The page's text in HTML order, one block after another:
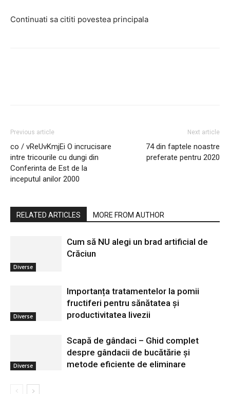
Continuati sa cititi povestea principala
Previous article
co / vReUvKmjEi O incrucisare
intre tricourile cu dungi din
Conferinta de Est de la
inceputul anilor 2000
Next article
74 din faptele noastre
preferate pentru 2020
RELATED ARTICLES MORE FROM AUTHOR
Diverse
Cum să NU alegi un brad artificial de
Crăciun
Diverse
Importanța tratamentelor la pomii
fructiferi pentru sănătatea și
productivitatea livezii
Diverse
Scapă de gândaci – Ghid complet
despre gândacii de bucătărie și
metode eficiente de eliminare